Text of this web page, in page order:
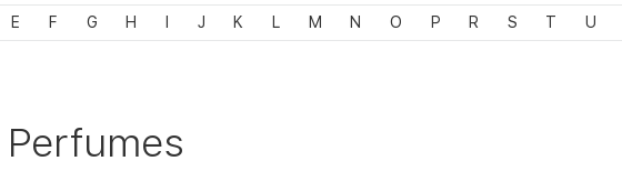
E F G H J K L M N O P R S T U